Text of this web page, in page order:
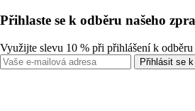
Přihlaste se k odběru našeho
Využijte slevu 10 % při přihlášení k odběru
Přihlásit se k